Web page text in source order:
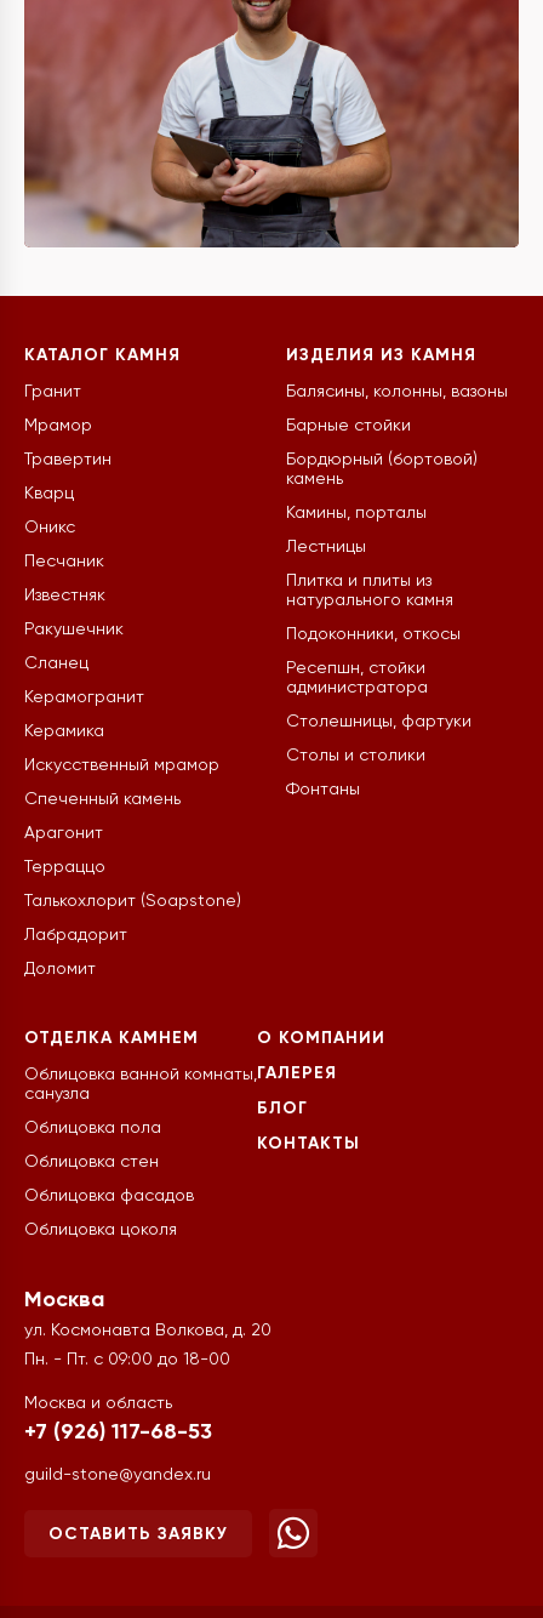
КАТАЛОГ КАМНЯ
Гранит
Мрамор
Травертин
Кварц
Оникс
Песчаник
Известняк
Ракушечник
Сланец
Керамогранит
Керамика
Искусственный мрамор
Спеченный камень
Арагонит
Терраццо
Талькохлорит (Soapstone)
Лабрадорит
Доломит
ИЗДЕЛИЯ ИЗ КАМНЯ
Балясины, колонны, вазоны
Барные стойки
Бордюрный (бортовой)
камень
Камины, порталы
Лестницы
Плитка и плиты из
натурального камня
Подоконники, откосы
Ресепшн, стойки
администратора
Столешницы, фартуки
Столы и столики
Фонтаны
ОТДЕЛКА КАМНЕМ
Облицовка ванной комнаты,
санузла
Облицовка пола
Облицовка стен
Облицовка фасадов
Облицовка цоколя
О КОМПАНИИ
ГАЛЕРЕЯ
БЛОГ
КОНТАКТЫ
Москва
ул. Космонавта Волкова, д. 20
Пн. - Пт. с 09:00 до 18-00
Москва и область
+7 (926) 117-68-53
guild-stone@yandex.ru
ОСТАВИТЬ ЗАЯВКУ